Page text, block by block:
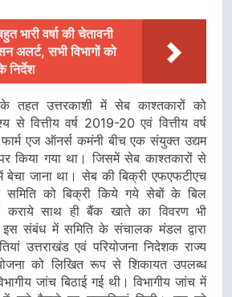
भारी वर्षा की चेतावनी
अलर्ट, सभी विभागों को
निर्देश
के तहत उत्तरकाशी में सेब काश्तकारों को
से वित्तीय वर्ष 2019-20 एवं वित्तीय वर्ष
एज ऑनर्स कमंनी बीच एक संयुक्त उद्यम
किया गया था। जिसमें सेब काश्तकारों से
जाना था। सेब की बिक्री एफएफटीएच
को बिक्री किये गये सेबों के बिल
कराये साथ ही बैंक खाते का विवरण भी
इस संबंध में समिति के संचालक मंडल द्वारा
उत्तराखंड एवं परियोजना निदेशक राज्य
को लिखित रूप से शिकायत उपलब्ध
जांच बिठाई गई थी। विभागीय जांच में